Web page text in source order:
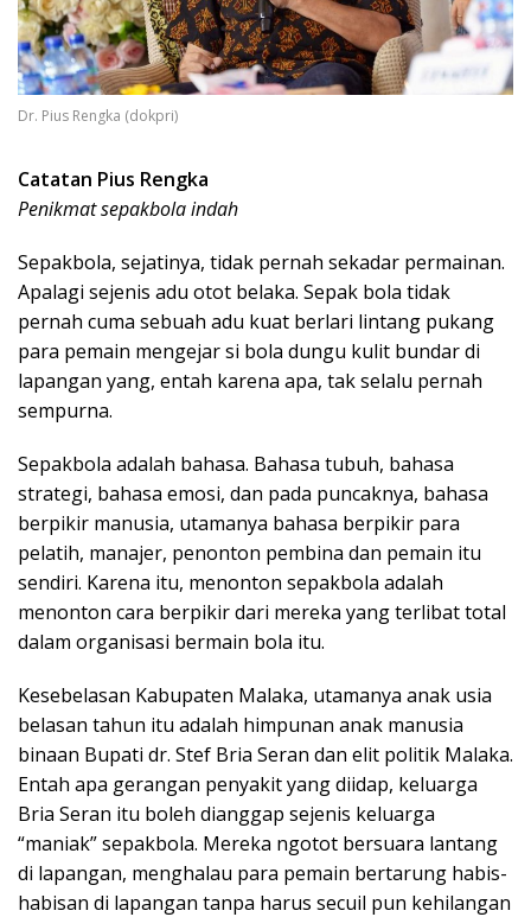
Dr. Pius Rengka (dokpri)
Catatan Pius Rengka
Penikmat sepakbola indah
Sepakbola, sejatinya, tidak pernah sekadar permainan.
Apalagi sejenis adu otot belaka. Sepak bola tidak
pernah cuma sebuah adu kuat berlari lintang pukang
para pemain mengejar si bola dungu kulit bundar di
lapangan yang, entah karena apa, tak selalu pernah
sempurna.
Sepakbola adalah bahasa. Bahasa tubuh, bahasa
strategi, bahasa emosi, dan pada puncaknya, bahasa
berpikir manusia, utamanya bahasa berpikir para
pelatih, manajer, penonton pembina dan pemain itu
sendiri. Karena itu, menonton sepakbola adalah
menonton cara berpikir dari mereka yang terlibat total
dalam organisasi bermain bola itu.
Kesebelasan Kabupaten Malaka, utamanya anak usia
belasan tahun itu adalah himpunan anak manusia
binaan Bupati dr. Stef Bria Seran dan elit politik Malaka.
Entah apa gerangan penyakit yang diidap, keluarga
Bria Seran itu boleh dianggap sejenis keluarga
“maniak” sepakbola. Mereka ngotot bersuara lantang
di lapangan, menghalau para pemain bertarung habis-
habisan di lapangan tanpa harus secuil pun kehilangan